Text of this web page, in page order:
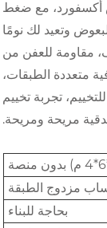
من قماش أكسفورد، مع ضغط
البعوض وتعيد لك نومًا
مقاومة للعفن من
متعددة الطبقات،
تجربة تخييم
مريحة ومريحة.
مزدوج الطبقة
بحاجة للبناء